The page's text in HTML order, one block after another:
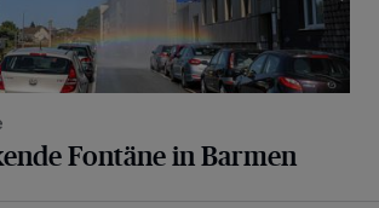
Fontäne in Barmen